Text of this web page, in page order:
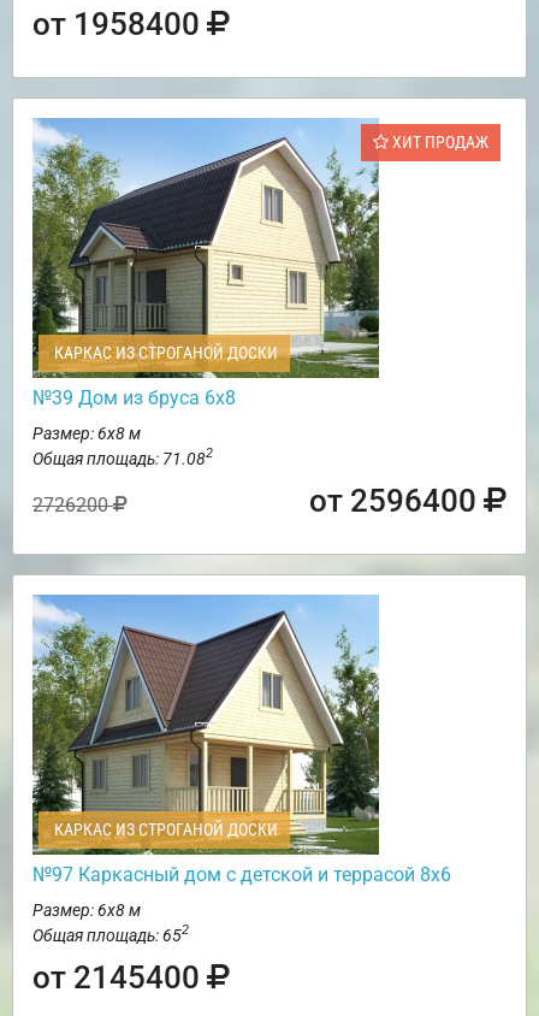
от 1958400
ХИТ ПРОДАЖ
КАРКАС ИЗ СТРОГАНОЙ ДОСКИ
№39 Дом из бруса 6х8
Размер: 6х8 м
Общая площадь: 71.082
2726200 от 2596400
КАРКАС ИЗ СТРОГАНОЙ ДОСКИ
№97 Каркасный дом с детской и террасой 8х6
Размер: 6х8 м
Общая площадь: 652
от 2145400